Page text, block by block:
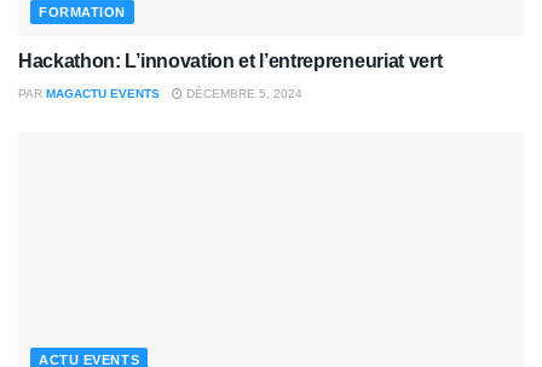
FORMATION
Hackathon: L’innovation et l’entrepreneuriat vert
PAR MAGACTU EVENTS DÉCEMBRE 5, 2024
ACTU EVENTS